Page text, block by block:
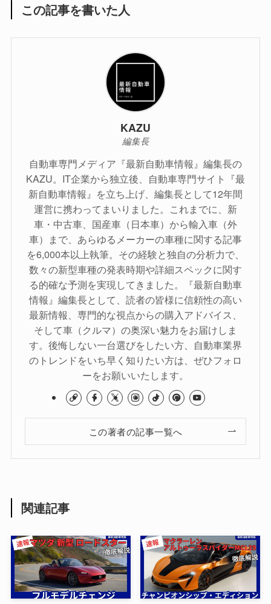
この記事を書いた人
KAZU
編集長
自動車専門メディア『最新自動車情報』編集長の
KAZU。IT企業から独立後、自動車専門サイト『最
新自動車情報』を立ち上げ、編集長として12年間
運営に携わってまいりました。これまでに、新
車・中古車、国産車（日本車）から輸入車（外
車）まで、あらゆるメーカーの車種に関する記事
を6,000本以上執筆。その経験と独自の分析力で、
数々の新型車種の発表時期や詳細スペックに関す
る的確な予測を実現してきました。『最新自動車
情報』編集長として、読者の皆様に信頼性の高い
最新情報、専門的な視点からの購入アドバイス、
そして車（クルマ）の奥深い魅力をお届けしま
す。後悔しない一台選びをしたい方、自動車業界
のトレンドをいち早く知りたい方は、ぜひフォロ
ーをお願いいたします。
この著者の記事一覧へ
関連記事